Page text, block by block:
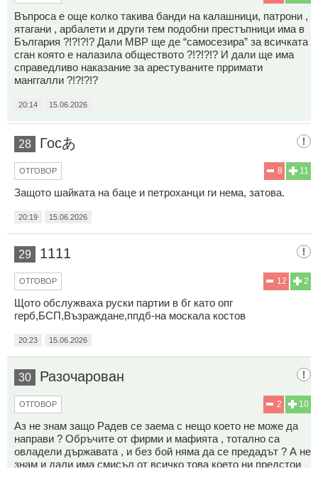
Въпроса е още колко такива банди на калашници, патрони ,
ятагани , арбалети и други тем подобни престъпници има в
България ?!?!?!? Дали МВР ще де “самосезира” за всичката
сган която е налазила обществото ?!?!?!? И дали ще има
справедливо наказание за арестуваните прримати
манггалли ?!?!?!?
20:14 15.06.2026
28 Госあ
11
8
ОТГОВОР
Защото шайката на баце и петроханци ги нема, затова.
20:19 15.06.2026
29 1111
2
12
ОТГОВОР
Щото обслужваха руски партии в бг като опг
герб,БСП,Възраждане,ппдб-на москала костов
20:23 15.06.2026
30 Разочарован
10
2
ОТГОВОР
Аз не знам защо Радев се заема с нещо което не може да
направи ? Обръчите от фирми и мафията , тотално са
овладели държавата , и без бой няма да се предадът ? А не
знам и дали има смисъл от всичко това което ни предстои